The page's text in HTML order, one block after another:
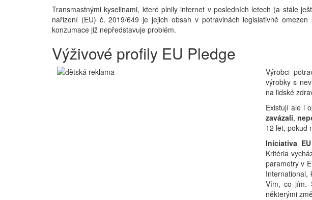
Transmastnými kyselinami, které plnily internet v posledních letech (a stále
nařizení (EU) č. 2019/649 je jejich obsah v potravinách legislativně
konzumace již nepředstavuje problém.
Výživové profily EU Pledge
Výrobci
výrobky s
na lidské
Existují ale i
zavázali,
12 let, pokud
Iniciativa
Kritéria
parametry v
International,
Vím, co jím.
některými